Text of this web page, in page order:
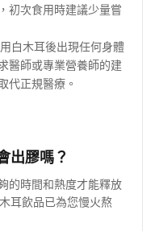
初次食用時建議少量嘗
白木耳後出現任何身體
醫師或專業營養師的建
代正規醫療。
出膠嗎？
的時間和熱度才能釋放
耳飲品已為您慢火熬